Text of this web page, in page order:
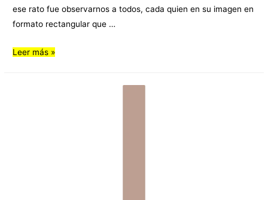
ese rato fue observarnos a todos, cada quien en su imagen en
formato rectangular que …
Leer más »